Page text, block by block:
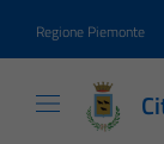
Regione Piemonte